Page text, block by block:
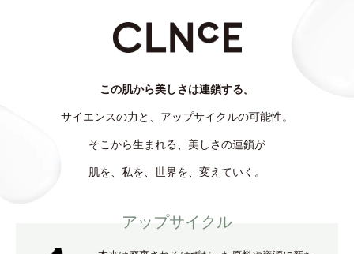
この肌から美しさは連鎖する。
サイエンスの力と、アップサイクルの可能性。
そこから生まれる、美しさの連鎖が
肌を、私を、世界を、変えていく。
アップサイクル